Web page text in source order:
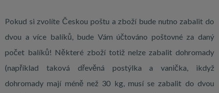
Pokud si zvolíte Českou poštu a zboží bude nutno zabalit do
dvou a více balíků, bude Vám účtováno poštovné za daný
počet balíků! Některé zboží totiž nelze zabalit dohromady
(například taková dřevěná postýlka a vanička, ikdyž
dohromady mají méně než 30 kg, musí se zabalit do dvou